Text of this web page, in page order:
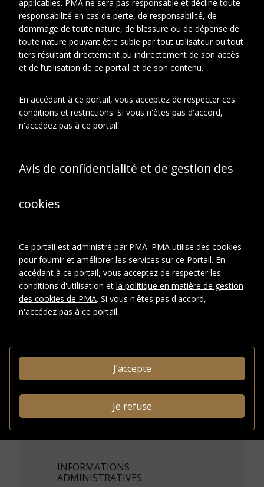
À propos de cet objet En relation
CONTEXTE D'ARCHIVAGE
Villon, Raymond Duchamp-Villon,
Suzanne Duchamp.
Sous-fonds:
Sous-fonds Jacques Villon
Sous-série:
Portraits de Jacques
l'atelier de Puteaux
(1935-1963)
Groupe de pieces:
Photographie des mains de
Jacques Villon au travail dans son
atelier, Puteaux, vers 1955.
DESCRIPTION
document
Photographies
DROITS
d'accès
INFORMATIONS
ADMINISTRATIVES
applicables. PMA ne sera pas responsable et décline toute
responsabilité en cas de perte, de responsabilité, de
dommage de toute nature, de blessure ou de dépense de
toute nature pouvant être subie par tout utilisateur ou tout
tiers résultant directement ou indirectement de son accès
et de l’utilisation de ce portail et de son contenu.
En accédant à ce portail, vous acceptez de respecter ces
conditions et restrictions. Si vous n'êtes pas d'accord,
n'accédez pas à ce portail.
Avis de confidentialité et de gestion des
cookies
Ce portail est administré par PMA. PMA utilise des cookies
pour fournir et améliorer les services sur ce Portail. En
accédant à ce portail, vous acceptez de respecter les
conditions d'utilisation et la politique en matière de gestion
des cookies de PMA. Si vous n'êtes pas d'accord,
n'accédez pas à ce portail.
J’accepte
Je refuse